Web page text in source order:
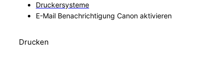
Druckersysteme
E-Mail Benachrichtigung Canon aktivieren
Drucken